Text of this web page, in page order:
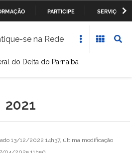
PARA
CONTEÚDO
PARTICIPE
SERVIÇOS
e Aviação Civil
se na Rede
do Delta do Parnaíba
2021
13/12/2022 14h37, última modificação